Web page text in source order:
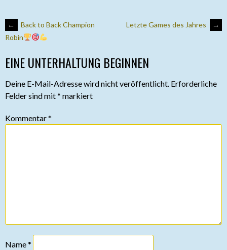
ARTIKEL-
NAVIGATION
←
Back to Back Champion
Robin
Letzte Games des Jahres →
EINE UNTERHALTUNG BEGINNEN
Deine E-Mail-Adresse wird nicht veröffentlicht. Erforderliche
Felder sind mit* markiert
Kommentar*
Name*